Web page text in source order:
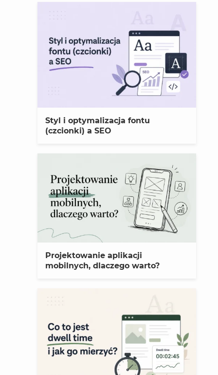
Styl i optymalizacja fontu
(czcionki) a SEO
Projektowanie aplikacji
mobilnych, dlaczego warto?